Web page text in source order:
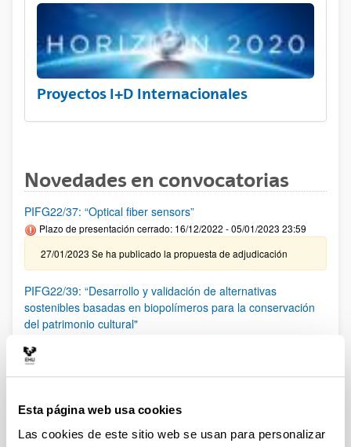
Esta página web usa cookies
Las cookies de este sitio web se usan para personalizar
Proyectos I+D Internacionales
Novedades en convocatorias
PIFG22/37: “Optical fiber sensors”
Plazo de presentación cerrado: 16/12/2022 - 05/01/2023 23:59
27/01/2023 Se ha publicado la propuesta de adjudicación
PIFG22/39: “Desarrollo y validación de alternativas
sostenibles basadas en biopolímeros para la conservación
del patrimonio cultural"
PIFG22/36: “Física experimentales de partículas”
Plazo de presentación cerrado: 14/12/2022 - 03/01/2023 23:59